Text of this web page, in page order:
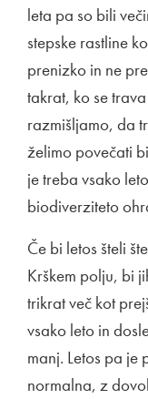
leta pa so bili
stepske rastline
prenizko in ne
takrat, ko se
razmišljamo, da
želimo povečati
je treba vsako
biodiverziteto
Če bi letos šteli
Krškem polju, bi
trikrat več kot
vsako leto in
manj. Letos pa je
normalna, z